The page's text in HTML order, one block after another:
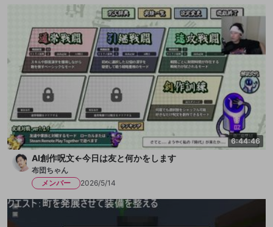
6:44:46
AI創作呪文←今日は友と何かをします
布団ちゃん
メンバー
2026/5/14